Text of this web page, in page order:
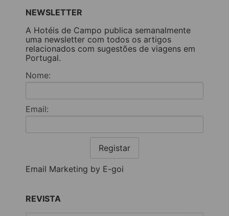
NEWSLETTER
A Hotéis de Campo publica semanalmente
uma newsletter com todos os artigos
relacionados com sugestões de viagens em
Portugal.
Nome:
Email:
Registar
Email Marketing by E-goi
REVISTA